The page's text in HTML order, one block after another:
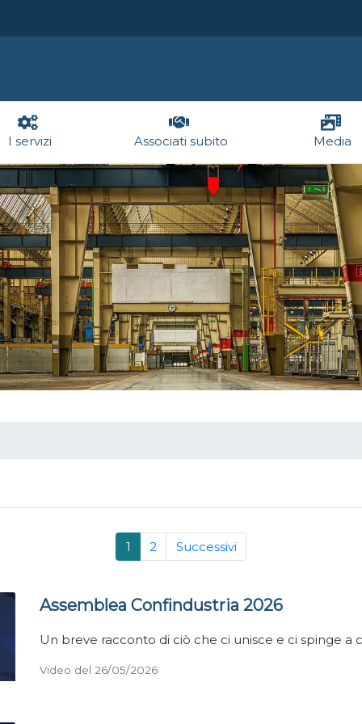
I servizi Associati subito Media
1 2 Successivi
Assemblea Confindustria 2026
Un breve racconto di ciò che ci unisce e ci spinge a
Video del 26/05/2026